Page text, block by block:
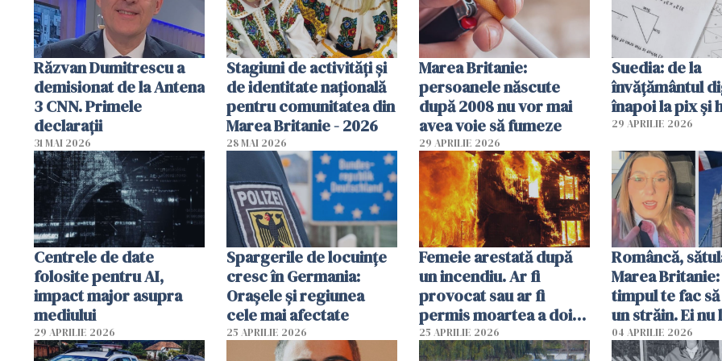
Răzvan Dumitrescu a
demisionat de la Antena
3 CNN. Primele
declarații
31 MAI 2026
Stagiuni de activități și
de identitate națională
pentru comunitatea din
Marea Britanie - 2026
28 MAI 2026
Marea Britanie:
persoanele născute
după 2008 nu vor mai
avea voie să fumeze
29 APRILIE 2026
Suedia: de la
învățământul
înapoi la pix și
29 APRILIE 2026
Centrele de date
folosite pentru AI,
impact major asupra
mediului
29 APRILIE 2026
Spargerile de locuințe
cresc în Germania:
Orașele și regiunea
cele mai afectate
25 APRILIE 2026
Femeie arestată după
un incendiu. Ar fi
provocat sau ar fi
permis moartea a doi
copii de 1 an și 3 ani
25 APRILIE 2026
Româncă,
Marea
timpul te fac
un străin. Ei nu
ca noi. În
oamenii sunt
04 APRILIE 2026